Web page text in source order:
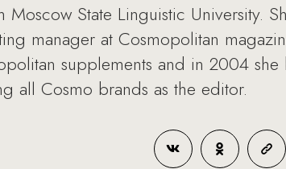
Moscow State Linguistic University.
manager at Cosmopolitan
supplements and in 2004
all Cosmo brands as the editor.